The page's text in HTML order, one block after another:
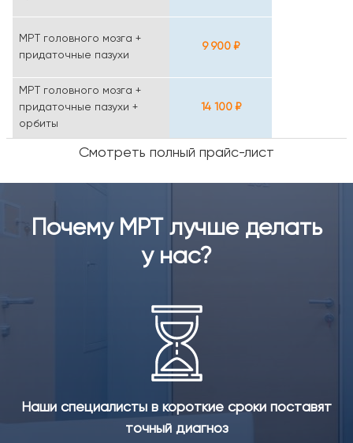
МРТ головного мозга +
придаточные пазухи
9 900 ₽
МРТ головного мозга +
придаточные пазухи +
орбиты
14 100 ₽
Смотреть полный прайс-лист
Почему МРТ лучше делать
у нас?
Наши специалисты в короткие сроки поставят
точный диагноз